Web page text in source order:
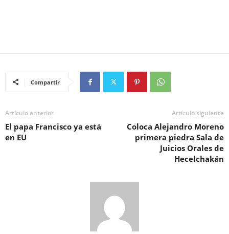
Compartir
Artículo anterior
El papa Francisco ya está
en EU
Artículo siguiente
Coloca Alejandro Moreno
primera piedra Sala de
Juicios Orales de
Hecelchakán